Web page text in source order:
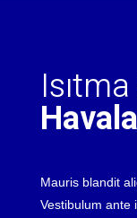
Mauris blandit
Vestibulum ante